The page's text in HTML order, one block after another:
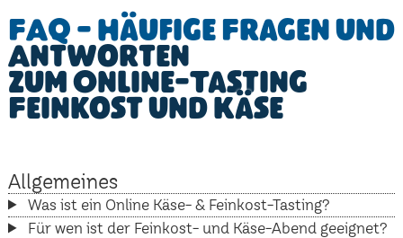
FAQ - Häufige Fragen und
Antworten
zum Online-Tasting
Feinkost und Käse
Allgemeines
Was ist ein Online Käse- & Feinkost-Tasting?
Für wen ist der Feinkost- und Käse-Abend geeignet?